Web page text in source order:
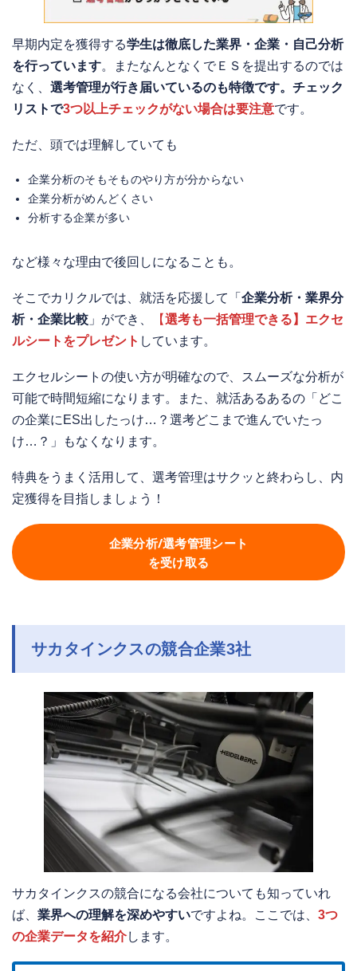
早期内定を獲得する学生は徹底した業界・企業・自己分析
を行っています。またなんとなくでＥＳを提出するのでは
なく、 選考管理が行き届いているのも特徴です。チェック
リストで3つ以上チェックがない場合は要注意です。
ただ、頭では理解していても
企業分析のそもそものやり方が分からない
企業分析がめんどくさい
分析する企業が多い
など様々な理由で後回しになることも。
そこでカリクルでは、就活を応援して「 企業分析・業界分
析・企業比較 」ができ、 【選考も一括管理できる】エクセ
ルシートをプレゼント しています。
エクセルシートの使い方が明確なので、スムーズな分析が
可能で時間短縮になります。また、就活あるあるの「どこ
の企業にES出したっけ…？選考どこまで進んでいたっ
け…？」もなくなります。
特典をうまく活用して、選考管理はサクッと終わらし、内
定獲得を目指しましょう！
企業分析/選考管理シート
を受け取る
サカタインクスの競合企業3社
サカタインクスの競合になる会社についても知っていれ
ば、 業界への理解を深めやすいですよね。ここでは、 3つ
の企業データを紹介します。